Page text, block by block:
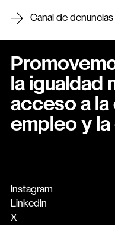
Canal de denuncias
la igualdad
acceso a la
empleo y la
Instagram
LinkedIn
X